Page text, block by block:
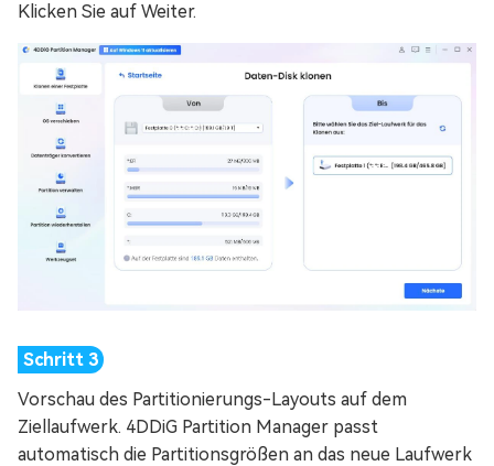
Klicken Sie auf Weiter.
Vorschau des Partitionierungs-Layouts auf dem
Ziellaufwerk. 4DDiG Partition Manager passt
automatisch die Partitionsgrößen an das neue Laufwerk